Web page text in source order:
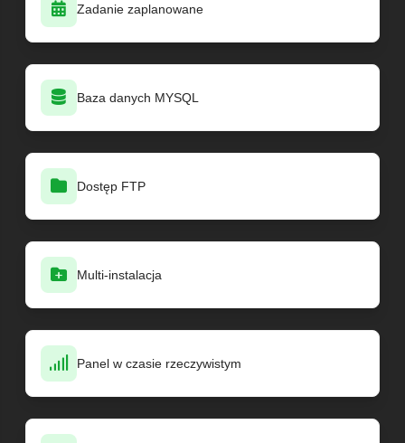
Zadanie zaplanowane
Baza danych MYSQL
Dostęp FTP
Multi-instalacja
Panel w czasie rzeczywistym